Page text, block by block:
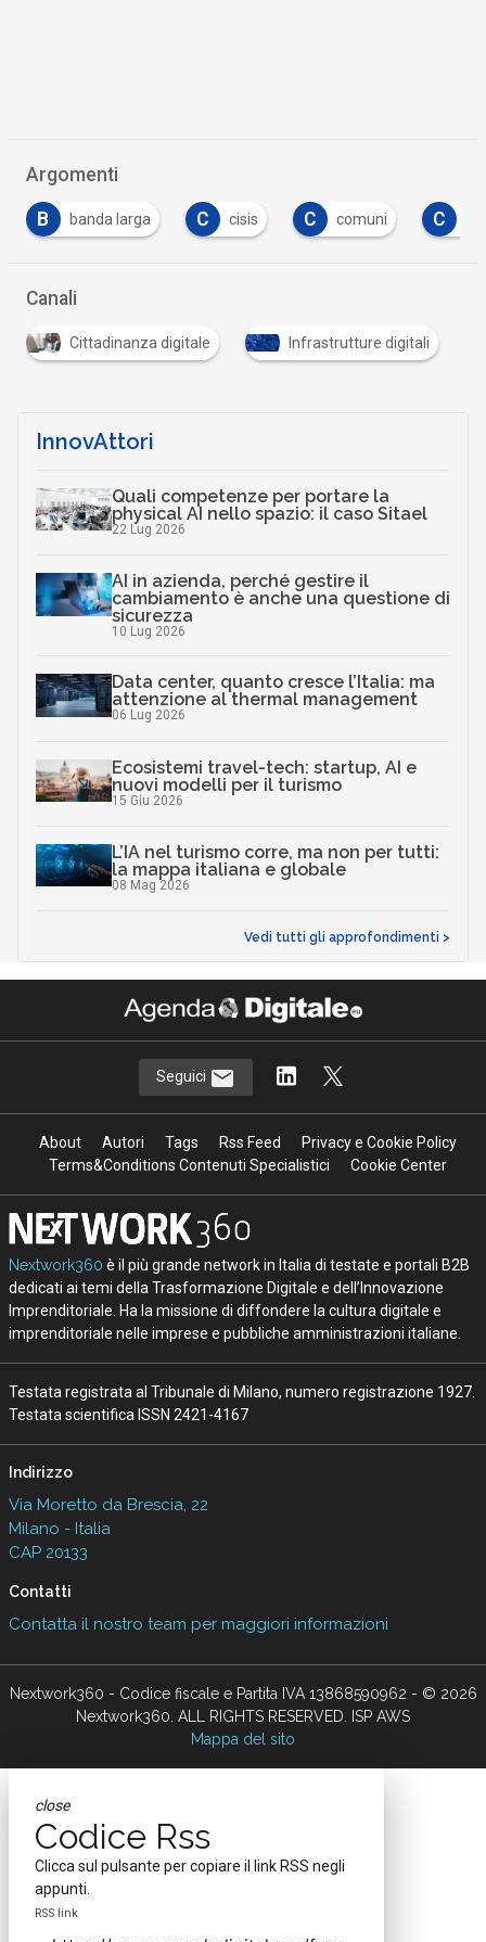
Argomenti
C cisis C comuni costi C cup
Canali
Cittadinanza digitale Infrastrutture digitali
InnovAttori
Quali competenze per portare la
physical AI nello spazio: il caso Sitael
22 Lug 2026
AI in azienda, perché gestire il
cambiamento è anche una questione di
sicurezza
10 Lug 2026
Data center, quanto cresce l’Italia: ma
attenzione al thermal management
06 Lug 2026
Ecosistemi travel-tech: startup, AI e
nuovi modelli per il turismo
15 Giu 2026
L’IA nel turismo corre, ma non per tutti:
la mappa italiana e globale
08 Mag 2026
Vedi tutti gli approfondimenti >
Seguici
About Autori Tags Rss Feed
Privacy e Cookie Policy
Terms&Conditions Contenuti Specialistici
Cookie Center
Nextwork360 è il più grande network in Italia di testate e portali B2B
dedicati ai temi della Trasformazione Digitale e dell’Innovazione
Imprenditoriale. Ha la missione di diffondere la cultura digitale e
imprenditoriale nelle imprese e pubbliche amministrazioni italiane.
Testata registrata al Tribunale di Milano, numero registrazione 1927.
Testata scientifica ISSN 2421-4167
Indirizzo
Via Moretto da Brescia, 22
Milano - Italia
CAP 20133
Contatti
Contatta il nostro team per maggiori informazioni
Nextwork360 - Codice fiscale e Partita IVA 13868590962 - © 2026
Nextwork360. ALL RIGHTS RESERVED. ISP AWS
Mappa del sito
close
Codice Rss
Clicca sul pulsante per copiare il link RSS negli
appunti.
RSS link